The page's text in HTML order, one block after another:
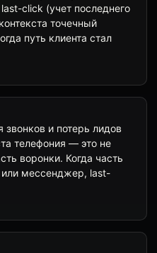
click (учет последнего
точечный
путь клиента стал
звонков и потерь лидов
телефония — это не
воронки. Когда часть
или мессенджер, last-